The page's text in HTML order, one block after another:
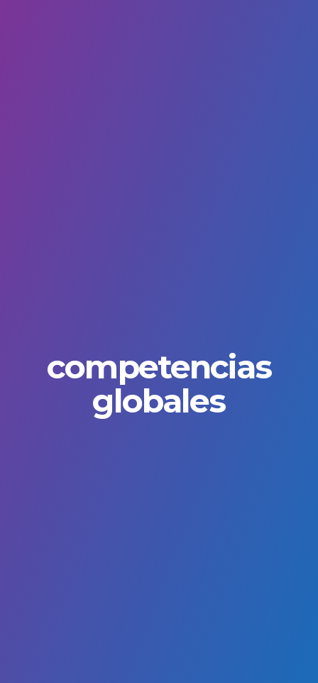
competencias
globales